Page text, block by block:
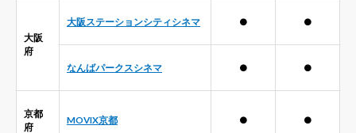
大阪
府
大阪ステーションシティシネマ ● ●
なんばパークスシネマ ● ●
京都
府
MOVIX京都 ● ●